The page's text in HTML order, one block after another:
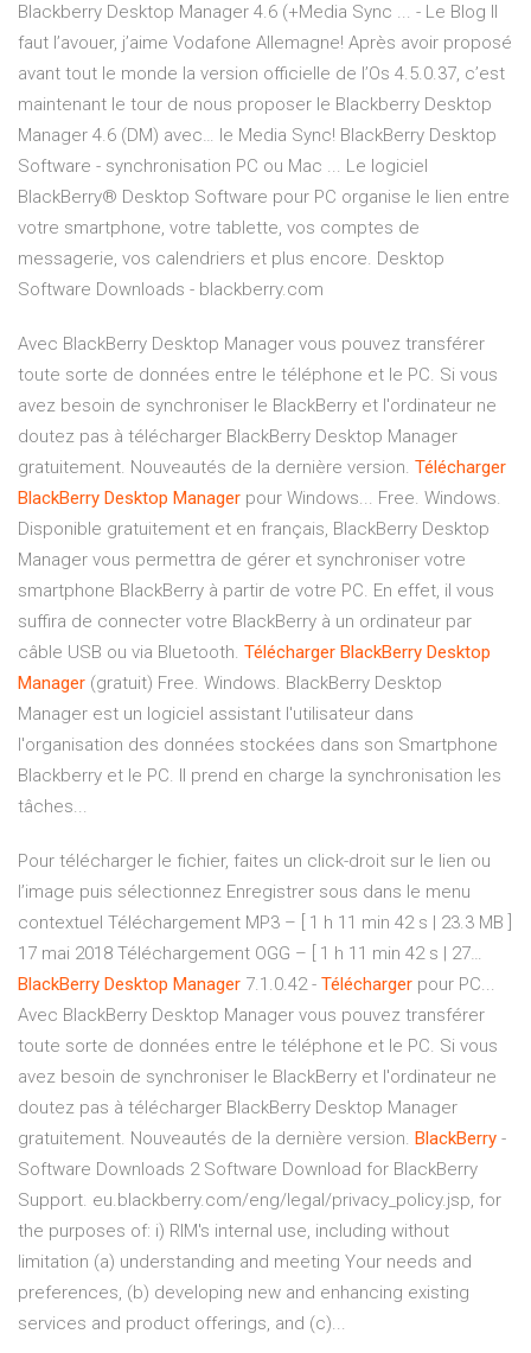
Blackberry Desktop Manager 4.6 (+Media Sync ... - Le Blog Il
faut l’avouer, j’aime Vodafone Allemagne! Après avoir proposé
avant tout le monde la version officielle de l’Os 4.5.0.37, c’est
maintenant le tour de nous proposer le Blackberry Desktop
Manager 4.6 (DM) avec… le Media Sync! BlackBerry Desktop
Software - synchronisation PC ou Mac ... Le logiciel
BlackBerry® Desktop Software pour PC organise le lien entre
votre smartphone, votre tablette, vos comptes de
messagerie, vos calendriers et plus encore. Desktop
Software Downloads - blackberry.com
Avec BlackBerry Desktop Manager vous pouvez transférer
toute sorte de données entre le téléphone et le PC. Si vous
avez besoin de synchroniser le BlackBerry et l'ordinateur ne
doutez pas à télécharger BlackBerry Desktop Manager
gratuitement. Nouveautés de la dernière version. Télécharger
BlackBerry Desktop Manager pour Windows... Free. Windows.
Disponible gratuitement et en français, BlackBerry Desktop
Manager vous permettra de gérer et synchroniser votre
smartphone BlackBerry à partir de votre PC. En effet, il vous
suffira de connecter votre BlackBerry à un ordinateur par
câble USB ou via Bluetooth. Télécharger BlackBerry Desktop
Manager (gratuit) Free. Windows. BlackBerry Desktop
Manager est un logiciel assistant l'utilisateur dans
l'organisation des données stockées dans son Smartphone
Blackberry et le PC. Il prend en charge la synchronisation les
tâches...
Pour télécharger le fichier, faites un click-droit sur le lien ou
l’image puis sélectionnez Enregistrer sous dans le menu
contextuel Téléchargement MP3 – [ 1 h 11 min 42 s | 23.3 MB ]
17 mai 2018 Téléchargement OGG – [ 1 h 11 min 42 s | 27…
BlackBerry Desktop Manager 7.1.0.42 - Télécharger pour PC...
Avec BlackBerry Desktop Manager vous pouvez transférer
toute sorte de données entre le téléphone et le PC. Si vous
avez besoin de synchroniser le BlackBerry et l'ordinateur ne
doutez pas à télécharger BlackBerry Desktop Manager
gratuitement. Nouveautés de la dernière version. BlackBerry -
Software Downloads 2 Software Download for BlackBerry
Support. eu.blackberry.com/eng/legal/privacy_policy.jsp, for
the purposes of: i) RIM's internal use, including without
limitation (a) understanding and meeting Your needs and
preferences, (b) developing new and enhancing existing
services and product offerings, and (c)...